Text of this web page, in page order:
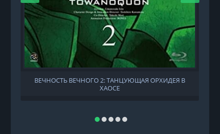
ВЕЧНОСТЬ ВЕЧНОГО 2: ТАНЦУЮЩАЯ ОРХИДЕЯ В
ХАОСЕ